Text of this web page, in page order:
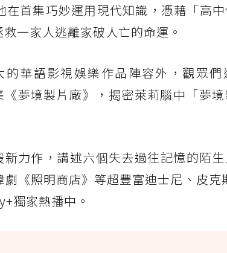
首集巧妙運用現代知識，憑藉「高
一家人逃離家破人亡的命運。
的華語影視娛樂作品陣容外，觀眾們
《夢境製片廠》，揭密萊莉腦中「夢
力作，講述六個失去過往記憶的陌
《照明商店》等超豐富迪士尼、皮克
獨家熱播中。